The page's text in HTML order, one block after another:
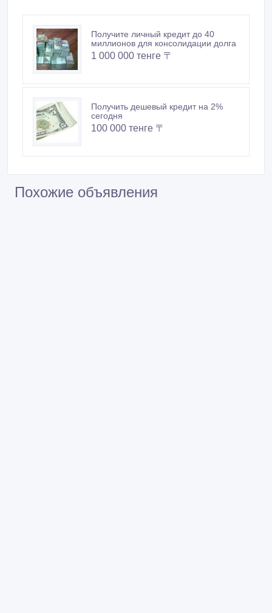
Получите личный кредит до 40
миллионов для консолидации долга
1 000 000 тенге 〒
Получить дешевый кредит на 2%
сегодня
100 000 тенге 〒
Похожие объявления